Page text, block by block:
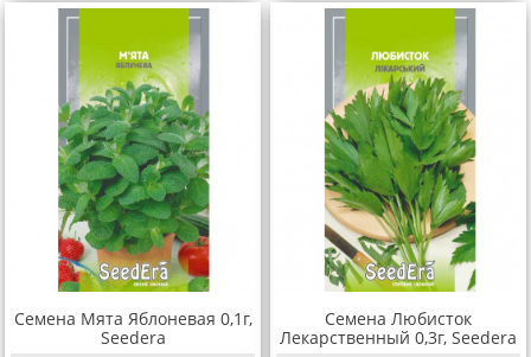
Семена Мята Яблоневая 0,1г,
Seedera
Семена Любисток
Лекарственный 0,3г, Seedera